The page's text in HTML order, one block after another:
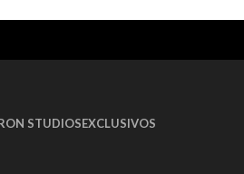
STUDIOSEXCLUSIVOS